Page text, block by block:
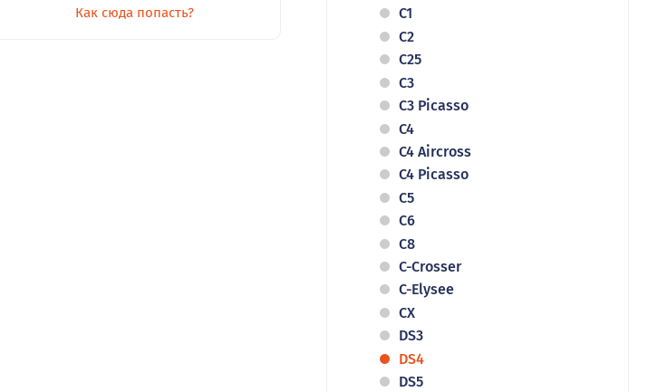
Как сюда попасть?
C1
C2
C25
C3
C3 Picasso
C4
C4 Aircross
C4 Picasso
C5
C6
C8
C-Crosser
C-Elysee
CX
DS3
DS4
DS5